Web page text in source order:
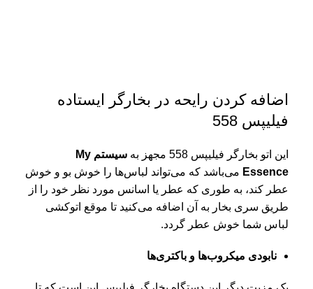
اضافه کردن رایحه در بخارگر ایستاده
فیلیپس 558
این اتو بخارگر فیلیپس 558 مجهز به
سیستم My
Essence می‌باشد که می‌تواند لباس‌ها را خوش بو و خوش
عطر کند، به طوری که عطر یا اسانس مورد نظر خود را از
طریق سری بخار به آن اضافه می‌کنید تا موقع اتوکشی
لباس شما خوش عطر گردد.
نابودی میکروب‌ها و باکتری‌ها